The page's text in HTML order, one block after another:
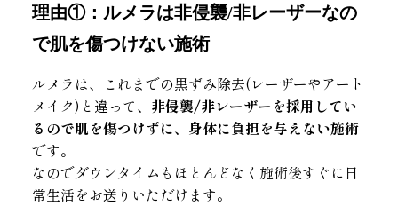
理由①：ルメラは非侵襲/非レーザーなの
で肌を傷つけない施術
ルメラは、これまでの黒ずみ除去(レーザーやアート
メイク)と違って、 非侵襲/非レーザーを採用してい
るので肌を傷つけずに、身体に負担を与えない施術
です。
なのでダウンタイムもほとんどなく施術後すぐに日
常生活をお送りいただけます。